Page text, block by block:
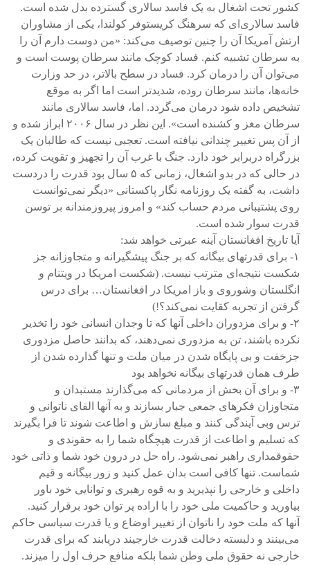
کشور تحت اشغال به یک فاسد سالاری گسترده بدل شده است.
فاسد سالاری‌ای که سرهنگ کریستوفر کولندا، یکی از مشاوران
ارتش آمریکا آن را چنین توصیف می‌کند: «من دوست دارم آن را
به سرطان تشبیه کنم. فساد کوچک مانند سرطان پوست است و
می‌توان آن را درمان کرد. فساد در سطح بالاتر، در حد وزارت
خانه‌ها، مانند سرطان روده، شدیدتر است اما اگر به موقع
تشخیص داده شود درمان می‌گردد. اما، فاسد سالاری مانند
سرطان مغز و کشنده است». این نظر در سال ۲۰۰۶ ابراز شده و
از آن پس تغییر چندانی نیافته است. تعجبی نیست که طالبان یک
بزرگراه دربرابر خود دارد. جنگ با غرب آن را تجهیز و تقویت کرده،
در حالی که در بدو اشغال، زمانی که ۵ سال بود قدرت را دردست
داشت، به گفته یک روزنامه نگار پاکستانی «دیگر نمی‌توانست
روی پشتیبانی مردم حساب کند» و امروز پیروزمندانه بر توسن
قدرت سوار شده است.
آیا تاریخ افغانستان آینه عبرتی خواهد شد:
۱- برای قدرتهای بیگانه که بر جنگ پیشگیرانه و متجاوزانه جز
شکست نتیجه‌ای مترتب نیست. (شکست امریکا در ویتنام و
انگلستان وشوروی و باز امریکا در افغانستان… برای درس
گرفتن از تجربه کقایت نمی‌کند؟!)
۲- و برای مزدوران داخلی آنها که تا وجدان انسانی خود را تخدیر
نکرده باشند، تن به مزدوری نمی‌دهند، که بدانند حاصل مزدوری
جزخفت و بی پایگاه شدن در میان ملت و تنها گذارده شدن از
طرف همان قدرتهای بیگانه نخواهد بود
۳- و برای آن بخش از مردمانی که می‌گذارند مستبدان و
متجاوزان فکرهای جمعی جبار بسازند و به آنها القای ناتوانی و
ترس وبی آیندگی کنند و مبلغ سازش و اطاعت شوند تا فرا بگیرند
که تسلیم و اطاعت از قدرت هیچگاه شما را به حقوندی و
حقوقمداری راهبر نمی‌شود. راه حل در درون خود شما و ذاتی خود
شماست. تنها کافی است بدان عمل کنید و زور بیگانه و قیم
داخلی و خارجی را نپذیرید و به قوه رهبری و توانایی خود باور
بیاورید و حاکمیت ملی خود را با اراده پر توان خود برقرار کنید.
آنها که ملت خود را ناتوان از تغییر اوضاع و یا قدرت سیاسی حاکم
می‌بینند و دلبسته دخالت قدرت خارجیند دریابند که برای قدرت
خارجی نه حقوق ملی وطن شما بلکه منافع حرف اول را میزند.